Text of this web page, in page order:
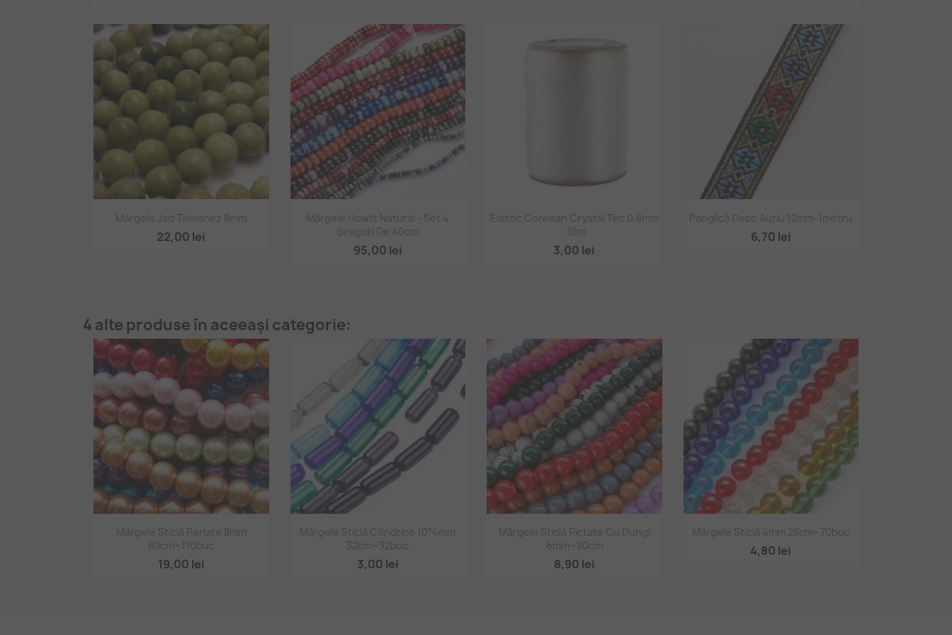
Vizualizare rapidă
Mărgele Jad Taiwanez 8mm
22,00 lei
Vizualizare rapidă
Mărgele Howlit Natural - Set 4
Șiraguri De 40cm
95,00 lei
 Vizualizare rapidă
Elastic Coreean Crystal Tec 0,8mm
-10m
3,00 lei
 Vizualizare rapidă
Panglică Deco Auriu 12mm-1metru
6,70 lei
4 alte produse în aceeași categorie:
Vizualizare rapidă
Mărgele Sticlă Perlate 8mm
80cm~110buc
19,00 lei
Vizualizare rapidă
Mărgele Sticlă Cilindrice 10*4mm
32cm~32buc
3,00 lei
Vizualizare rapidă
Mărgele Sticlă Pictate Cu Dungi
6mm~80cm
8,90 lei
Vizualizare rapidă
Mărgele Sticlă 4mm 28cm~70buc
4,80 lei